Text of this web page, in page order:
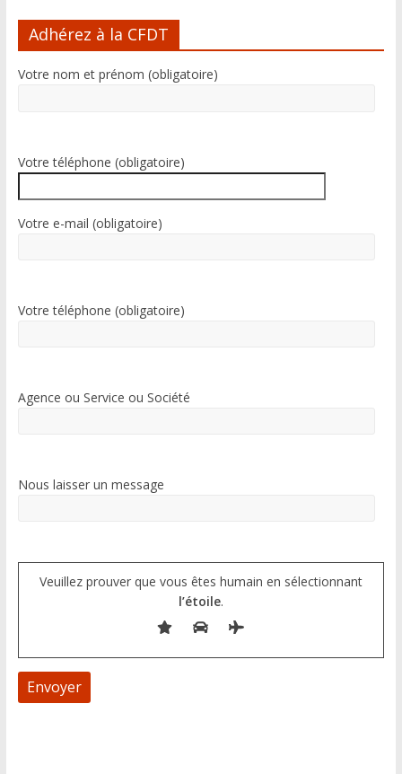
l
r
i
v
e
:
Adhérez à la CFDT
Votre nom et prénom (obligatoire)
Votre téléphone (obligatoire)
Votre e-mail (obligatoire)
Votre téléphone (obligatoire)
Agence ou Service ou Société
Nous laisser un message
Veuillez prouver que vous êtes humain en sélectionnant
l’étoile.